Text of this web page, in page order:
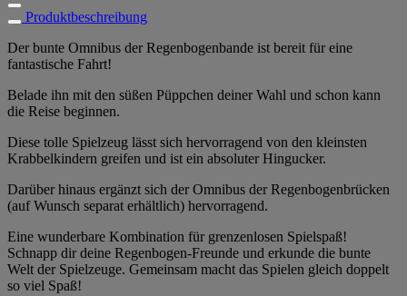
Produktbeschreibung
Der bunte Omnibus der Regenbogenbande ist bereit für eine
fantastische Fahrt!
Belade ihn mit den süßen Püppchen deiner Wahl und schon kann
die Reise beginnen.
Diese tolle Spielzeug lässt sich hervorragend von den kleinsten
Krabbelkindern greifen und ist ein absoluter Hingucker.
Darüber hinaus ergänzt sich der Omnibus der Regenbogenbrücken
(auf Wunsch separat erhältlich) hervorragend.
Eine wunderbare Kombination für grenzenlosen Spielspaß!
Schnapp dir deine Regenbogen-Freunde und erkunde die bunte
Welt der Spielzeuge. Gemeinsam macht das Spielen gleich doppelt
so viel Spaß!